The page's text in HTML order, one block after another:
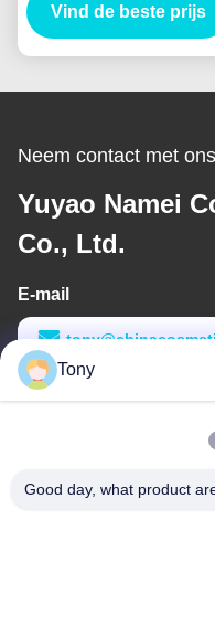
Vind de beste prijs
Neem contact met
Yuyao Namei
Co., Ltd.
E-mail
Werktijd
Tony
Good day, what product